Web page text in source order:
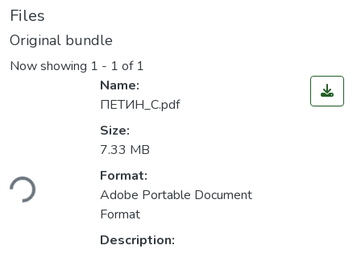
Files
Original bundle
Now showing 1 - 1 of 1
Name:
ПЕТИН_С.pdf
Size:
7.33 MB
Format:
Adobe Portable Document
Format
Description: